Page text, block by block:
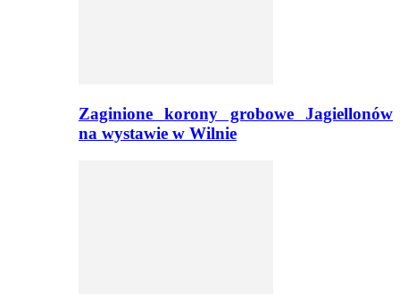
Zaginione korony grobowe Jagiellonów
na wystawie w Wilnie